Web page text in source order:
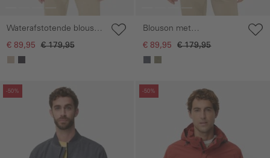
Waterafstotende blouson
met binnenvoering
€ 89,95 € 179,95
Blouson met
bomberkraag van ribstop
€ 89,95 € 179,95
-50%
overslaan
-50%
Galerie overslaan